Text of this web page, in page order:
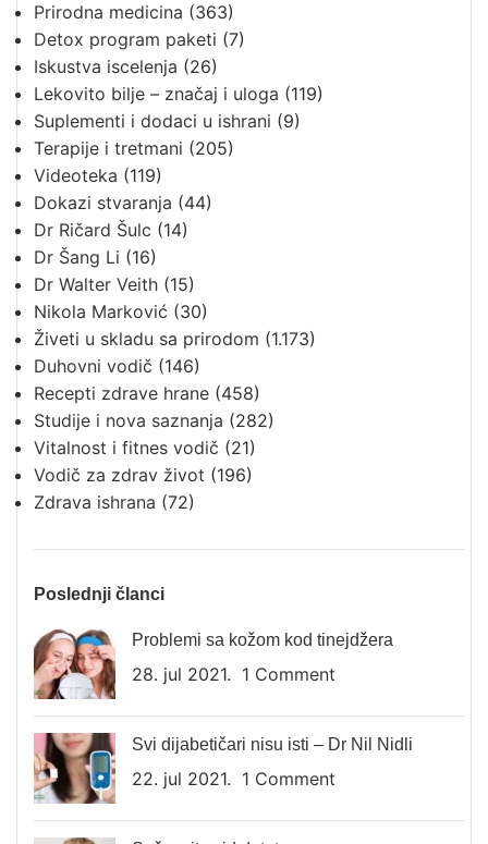
Prirodna medicina (363)
Detox program paketi (7)
Iskustva iscelenja (26)
Lekovito bilje – značaj i uloga (119)
Suplementi i dodaci u ishrani (9)
Terapije i tretmani (205)
Videoteka (119)
Dokazi stvaranja (44)
Dr Ričard Šulc (14)
Dr Šang Li (16)
Dr Walter Veith (15)
Nikola Marković (30)
Živeti u skladu sa prirodom (1.173)
Duhovni vodič (146)
Recepti zdrave hrane (458)
Studije i nova saznanja (282)
Vitalnost i fitnes vodič (21)
Vodič za zdrav život (196)
Zdrava ishrana (72)
Poslednji članci
Problemi sa kožom kod tinejdžera
28. jul 2021. 1 Comment
Svi dijabetičari nisu isti – Dr Nil Nidli
22. jul 2021. 1 Comment